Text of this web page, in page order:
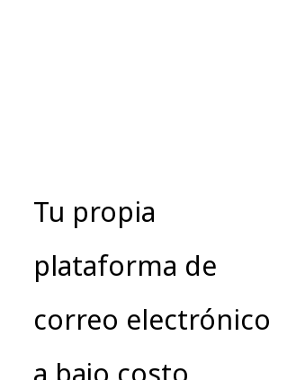
Tu propia
plataforma de
correo electrónico